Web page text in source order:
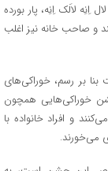
اِنِه لالَک اِنِه، پار بورده
و صاحب خانه نیز اغلب
بر رسم، خوراکی‌های
خوراکی‌هایی همچون
و افراد خانواده با
می‌خورند.